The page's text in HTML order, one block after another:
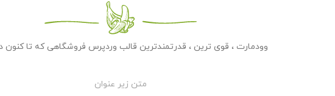
وودمارت ، قوی ترین ، قدرتمندترین قالب وردپرس فروشگاهی که تا کنون
متن زیر عنوان